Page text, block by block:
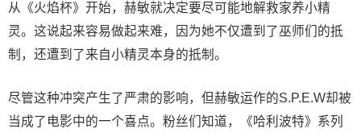
从《火焰杯》开始，赫敏就决定要尽可能地解救家养小精
灵。这说起来容易做起来难，因为她不仅遭到了巫师们的抵
制，还遭到了来自小精灵本身的抵制。
尽管这种冲突产生了严肃的影响，但赫敏运作的S.P.E.W却被
当成了电影中的一个喜点。粉丝们知道，《哈利波特》系列